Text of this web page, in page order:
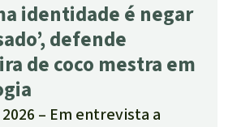
identidade é negar
defende
de coco mestra em
Em entrevista a